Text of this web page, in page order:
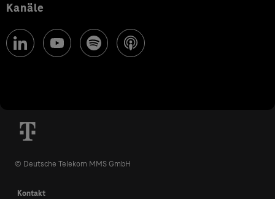
Kanäle
© Deutsche Telekom MMS GmbH
Kontakt